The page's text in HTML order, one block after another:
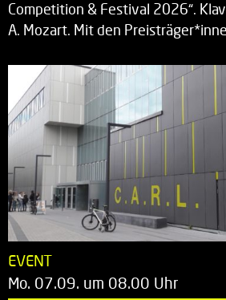
Competition & Festival 2026“.
A. Mozart. Mit den
EVENT
Mo. 07.09. um 08.00 Uhr